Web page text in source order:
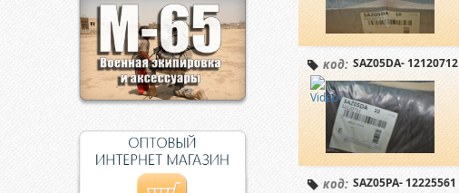
код: SAZ05DA- 12120712
код: SAZ05PA- 12225561